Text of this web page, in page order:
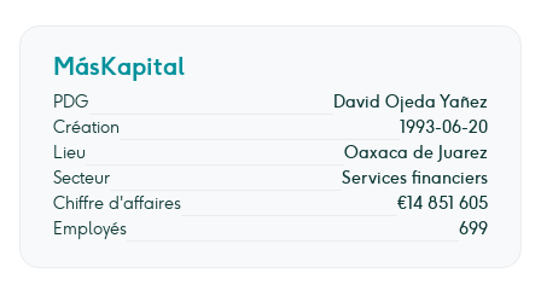
MásKapital
PDG
David Ojeda Yañez
Création
1993-06-20
Lieu
Oaxaca de Juarez
Secteur
Services financiers
Chiffre d'affaires
€14 851 605
Employés
699